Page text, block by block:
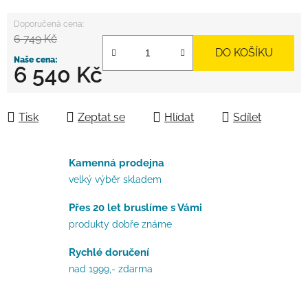
6 749 Kč
6 540 Kč
DO KOŠÍKU
Tisk Zeptat se Hlídat Sdílet
Kamenná prodejna
velký výběr skladem
Přes 20 let bruslíme s Vámi
produkty dobře známe
Rychlé doručení
nad 1999,- zdarma